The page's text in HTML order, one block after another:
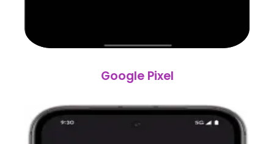
Google Pixel